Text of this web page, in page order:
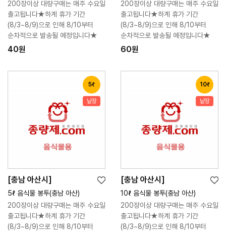
200장이상 대량구매는 매주 수요일
출고됩니다★하계 휴가 기간
(8/3~8/9)으로 인해 8/10부터
순차적으로 발송될 예정입니다★
40원
구
니
리
200장이상 대량구매는 매주 수요일
출고됩니다★하계 휴가 기간
(8/3~8/9)으로 인해 8/10부터
순차적으로 발송될 예정입니다★
60원
구
니
리
5ℓ
낱장
[충남 아산시]
5ℓ 음식물 봉투(충남 아산)
200장이상 대량구매는 매주 수요일
출고됩니다★하계 휴가 기간
(8/3~8/9)으로 인해 8/10부터
바
구
니
시
리
10ℓ
낱장
[충남 아산시]
10ℓ 음식물 봉투(충남 아산)
200장이상 대량구매는 매주 수요일
출고됩니다★하계 휴가 기간
(8/3~8/9)으로 인해 8/10부터
바
구
니
시
리